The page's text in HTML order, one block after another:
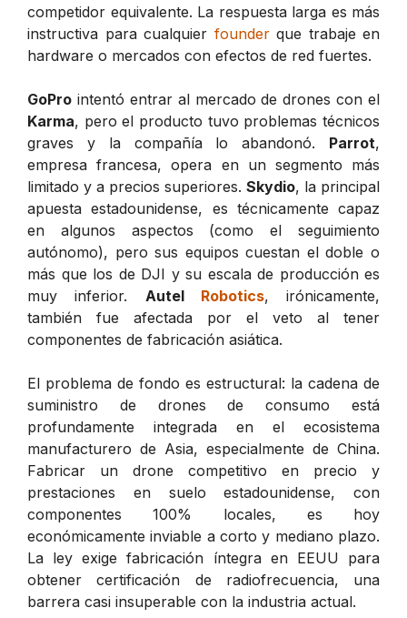
competidor equivalente. La respuesta larga es más
instructiva para cualquier founderque trabaje en
hardware o mercados con efectos de red fuertes.
GoPro intentó entrar al mercado de drones con el
Karma, pero el producto tuvo problemas técnicos
graves y la compañía lo abandonó. Parrot,
empresa francesa, opera en un segmento más
limitado y a precios superiores. Skydio, la principal
apuesta estadounidense, es técnicamente capaz
en algunos aspectos (como el seguimiento
autónomo), pero sus equipos cuestan el doble o
más que los de DJI y su escala de producción es
muy inferior. Autel Robotics, irónicamente,
también fue afectada por el veto al tener
componentes de fabricación asiática.
El problema de fondo es estructural: la cadena de
suministro de drones de consumo está
profundamente integrada en el ecosistema
manufacturero de Asia, especialmente de China.
Fabricar un drone competitivo en precio y
prestaciones en suelo estadounidense, con
componentes 100% locales, es hoy
económicamente inviable a corto y mediano plazo.
La ley exige fabricación íntegra en EEUU para
obtener certificación de radiofrecuencia, una
barrera casi insuperable con la industria actual.